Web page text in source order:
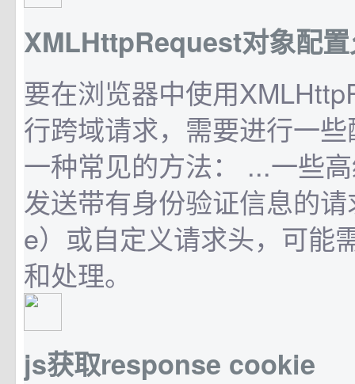
XMLHttpRequest对象配
要在浏览器中使用
行跨域请求，需要进行一
一种常见的方法： ...一些
发送带有身份验证信息的
e）或自定义请求头，可能
和处理。
js获取response cookie